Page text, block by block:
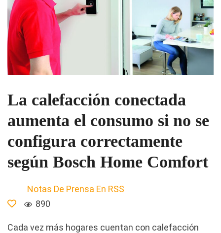
La calefacción conectada
aumenta el consumo si no se
configura correctamente
según Bosch Home Comfort
Notas De Prensa En RSS
890
Cada vez más hogares cuentan con calefacción